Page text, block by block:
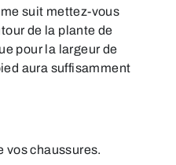
suit mettez-vous
de la plante de
pour la largeur de
aura suffisamment
vos chaussures.